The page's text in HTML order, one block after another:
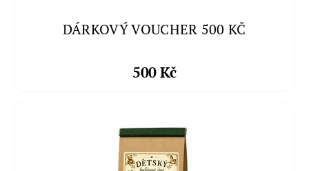
DÁRKOVÝ VOUCHER 500 KČ
500 Kč